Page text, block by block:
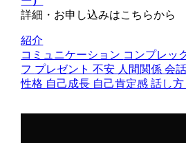
詳細・お申し込みはこちらから
紹介
コミュニケーション コンプレッ
フ プレゼント不安 人間関係会
性格 自己成長 自己肯定感話し